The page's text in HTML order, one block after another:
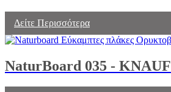
Δείτε Περισσότερα
NaturBoard 035 - KNAUF